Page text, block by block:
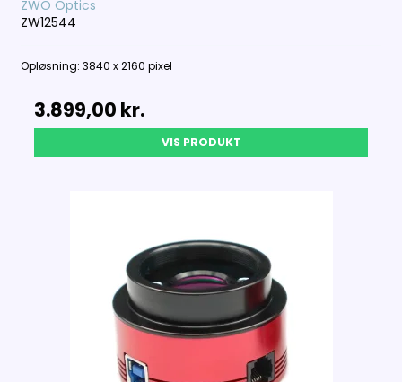
ZWO Optics
ZW12544
Opløsning: 3840 x 2160 pixel
3.899,00 kr.
VIS PRODUKT